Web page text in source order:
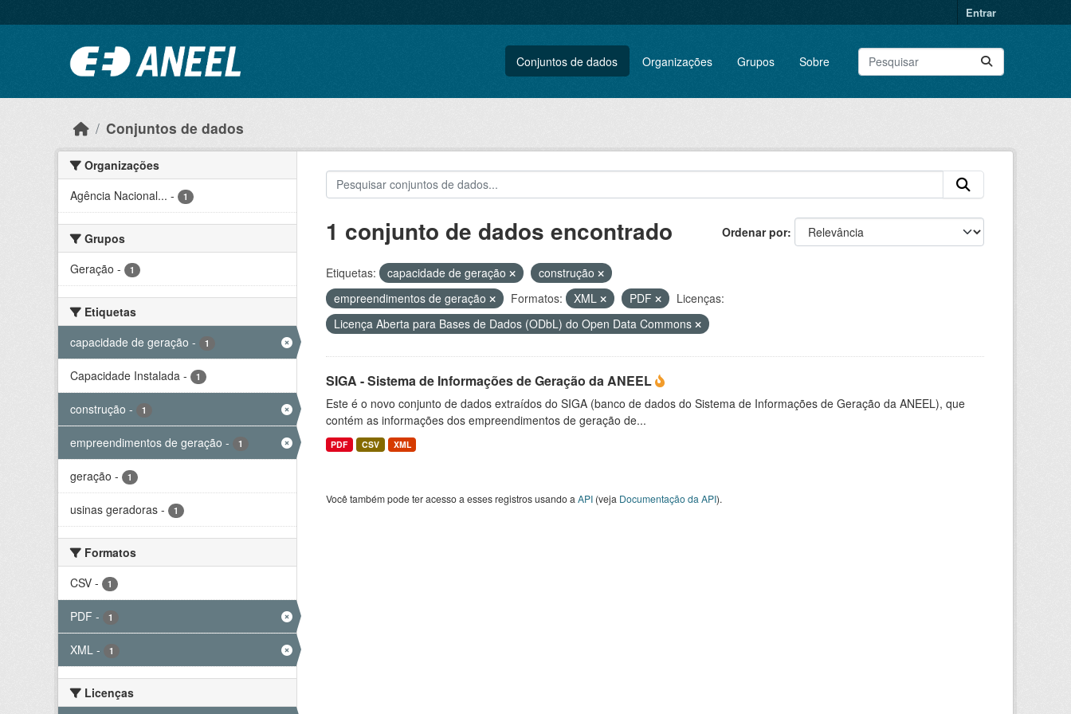
Entrar
Conjuntos de dados Organizações Grupos Sobre
Conjuntos de dados
Organizações
Agência Nacional... - 1
Grupos
Geração - 1
Etiquetas
capacidade de geração - 1
Capacidade Instalada - 1
construção - 1
empreendimentos de geração - 1
geração - 1
usinas geradoras - 1
Formatos
CSV - 1
PDF - 1
XML - 1
Licenças
Ordenar por
1 conjunto de dados encontrado
Etiquetas: capacidade de geração
construção
empreendimentos de geração
Formatos: XML PDF
Licenças:
Licença Aberta para Bases de Dados (ODbL) do Open Data Commons
SIGA - Sistema de Informações de Geração da ANEEL
Este é o novo conjunto de dados extraídos do SIGA (banco de dados do Sistema de Informações de Geração da ANEEL), que
contém as informações dos empreendimentos de geração de...
PDF CSV XML
Você também pode ter acesso a esses registros usando a API(veja Documentação da API).